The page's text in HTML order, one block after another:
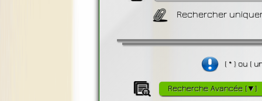
Rechercher
( * ) ou (
Recherche Avancée [▼]